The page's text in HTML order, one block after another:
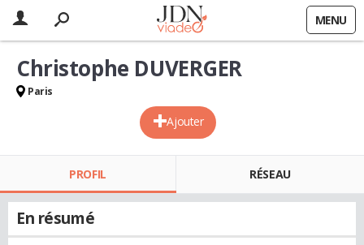
MENU
Ajouter
Christophe DUVERGER
Paris
PROFIL RÉSEAU
En résumé